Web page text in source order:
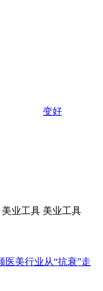
变好
美业工具 美业工具